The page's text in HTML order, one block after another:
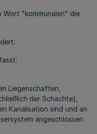
Wort "kommunalen" die
Liegenschaften,
der Schächte),
Kanalisation sind und an
angeschlossen